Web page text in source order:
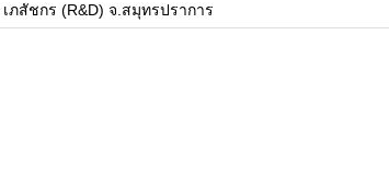
เภสัชกร (R&D) จ.สมุทรปราการ